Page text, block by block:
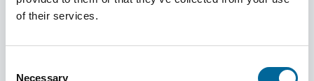
of their services.
Necessary